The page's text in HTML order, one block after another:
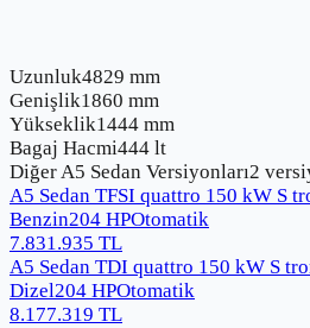
Uzunluk4829 mm
Genişlik1860 mm
Yükseklik1444 mm
Bagaj Hacmi444 lt
DiğerA5 Sedan Versiyonları2
A5 Sedan TFSI quattro 150 kW S
Benzin204 HPOtomatik
7.831.935 TL
A5 Sedan TDI quattro 150 kW S
Dizel204 HPOtomatik
8.177.319 TL